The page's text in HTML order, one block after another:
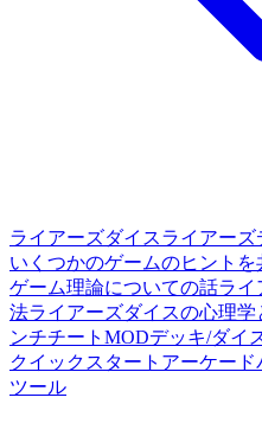
ライアーズダイスライアーズ
いくつかのゲームのヒントを
ゲーム理論についての話ライ
法ライアーズダイスの心理学
ンチチートMODデッキ/ダイ
クイックスタート アーケード
ツール